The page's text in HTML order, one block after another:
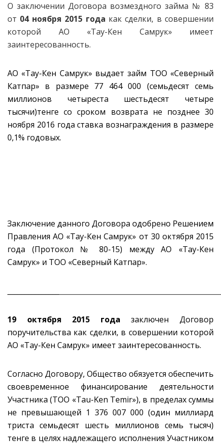
О заключении Договора возмездного займа № 83
от 04 ноября 2015 года как сделки, в совершении
которой АО «Тау-Кен Самрук» имеет
заинтересованность.
АО «Тау-Кен Самрук» выдает займ ТОО «Северный
Катпар» в размере 77 464 000 (семьдесят семь
миллионов четыреста шестьдесят четыре
тысячи)тенге со сроком возврата не позднее 30
ноября 2016 года ставка вознаграждения в размере
0,1% годовых.
Заключение данного Договора одобрено Решением
Правления АО «Тау-Кен Самрук» от 30 октября 2015
года (Протокол № 80-15) между АО «Тау-Кен
Самрук» и ТОО «Северный Катпар».
19 октября 2015 года заключен Договор
поручительства как сделки, в совершении которой
АО «Тау-Кен Самрук» имеет заинтересованность.
Согласно Договору, Общество обязуется обеспечить
своевременное финансирование деятельности
Участника (ТОО «Tau-Ken Temir»), в пределах суммы
не превышающей 1 376 007 000 (один миллиард
триста семьдесят шесть миллионов семь тысяч)
тенге в целях надлежащего исполнения Участником